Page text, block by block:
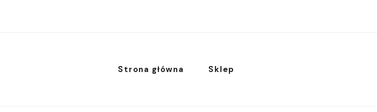
Strona główna Sklep